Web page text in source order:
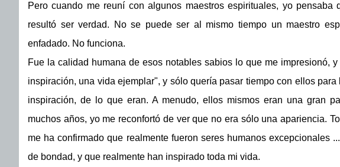
Pero cuando me reuní con algunos maestros espirituales, yo
resultó ser verdad. No se puede ser al mismo tiempo un maestro
enfadado. No funciona.
Fue la calidad humana de esos notables sabios lo que me impresionó,
inspiración, una vida ejemplar", y sólo quería pasar tiempo con ellos
inspiración, de lo que eran. A menudo, ellos mismos eran una gran
muchos años, yo me reconfortó de ver que no era sólo una apariencia.
me ha confirmado que realmente fueron seres humanos excepcionales
de bondad, y que realmente han inspirado toda mi vida.